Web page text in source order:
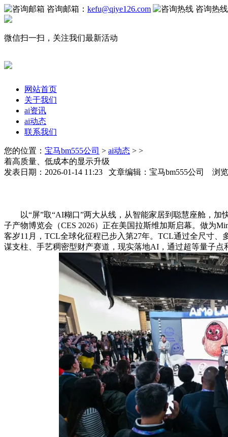
咨询邮箱： kefu@qiye126.com 咨询热线
微信扫一扫，关注我们最新活动
网站首页
关于我们
ai资讯
ai动态
联系我们
您的位置： 宝马bm555公司 > ai动态 > >
着高质量、低成本的显示升级
发表日期：2026-01-14 11:23 文章编辑：宝马bm555公司 浏
以“屏”取“AI糊口”两大从线，从智能家居到聪慧座舱，加
子产物博览会（CES 2026）正在美国拉斯维加斯启幕。做为
客岁11月，TCL全球化征程已步入第27年。TCL通过全尺寸
谋支柱、手艺稠密型财产赛道，现实落地AI，通过超等量子